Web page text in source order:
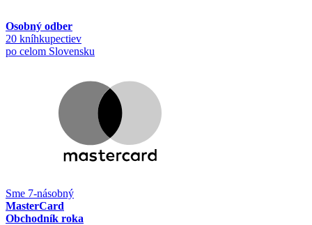
Osobný odber
20 kníhkupectiev
po celom Slovensku
Sme 7-násobný
MasterCard
Obchodník roka